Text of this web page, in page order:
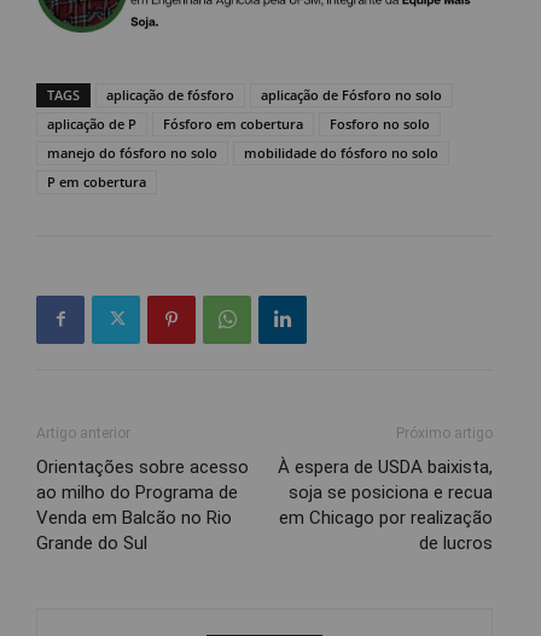
TAGS aplicação de fósforo
aplicação de Fósforo no solo
aplicação de P
Fósforo em cobertura
Fosforo no solo
manejo do fósforo no solo
mobilidade do fósforo no solo
P em cobertura
Artigo anterior
Orientações sobre acesso
ao milho do Programa de
Venda em Balcão no Rio
Grande do Sul
Próximo artigo
À espera de USDA baixista,
soja se posiciona e recua
em Chicago por realização
de lucros